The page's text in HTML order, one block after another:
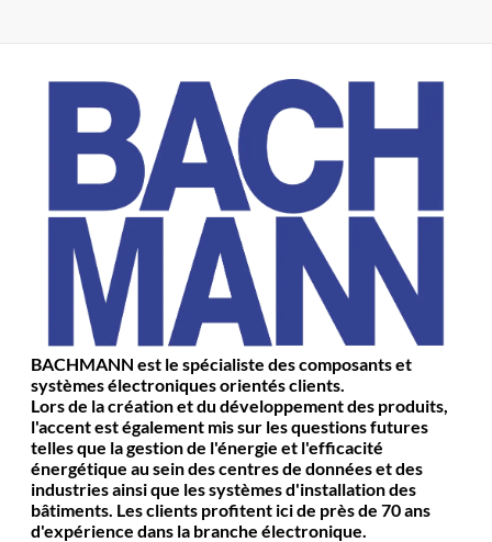
BACHMANN est le spécialiste des composants et
systèmes électroniques orientés clients.
Lors de la création et du développement des produits,
l'accent est également mis sur les questions futures
telles que la gestion de l'énergie et l'efficacité
énergétique au sein des centres de données et des
industries ainsi que les systèmes d'installation des
bâtiments. Les clients profitent ici de près de 70 ans
d'expérience dans la branche électronique.